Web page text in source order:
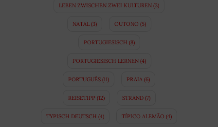
LEBEN ZWISCHEN ZWEI KULTUREN (3)
NATAL(3) OUTONO (5)
PORTUGIESISCH (8)
PORTUGIESISCH LERNEN(4)
PORTUGUÊS (11) PRAIA (6)
REISETIPP(12) STRAND(7)
TYPISCH DEUTSCH (4) TÍPICO ALEMÃO (4)